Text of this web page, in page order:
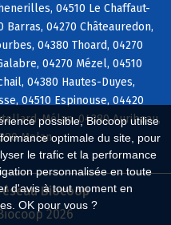
possible, Biocoop utilise
optimale du site, pour
le trafic et la performance
personnalisée en toute
d'avis à tout moment en
OK pour vous ?
04510 Le Chaffaut-
Barras, 04270 Châteauredon,
04380 Thoard, 04270
04270 Mézel, 04510
04380 Hautes-Duyes,
04510 Espinouse, 04420
Mélan, 04380 Auribeau,
Melan
Biocoop
2026